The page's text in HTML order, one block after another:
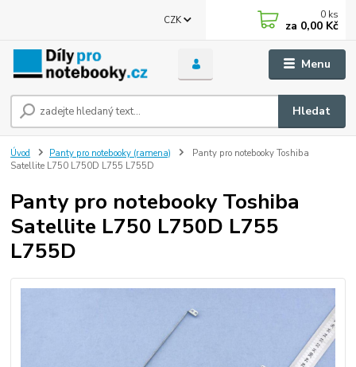
Menu
CZK
Hledat
0 ks
za 0,00 Kč
Úvod Panty pro notebooky (ramena)
Panty pro notebooky Toshiba
Satellite L750 L750D L755 L755D
Panty pro notebooky Toshiba
Satellite L750 L750D L755
L755D